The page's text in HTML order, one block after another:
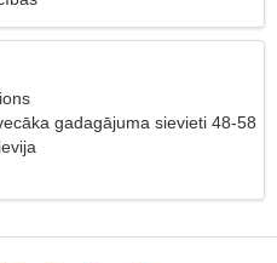
gadagājuma sievieti 48-58